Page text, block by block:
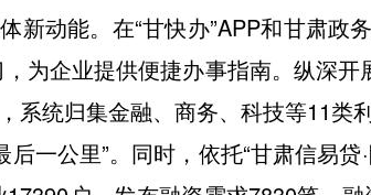
新动能。在“甘快办”APP和甘肃
为企业提供便捷办事指南。纵深
系统归集金融、商务、科技等11
一公里”。同时，依托“甘肃信易